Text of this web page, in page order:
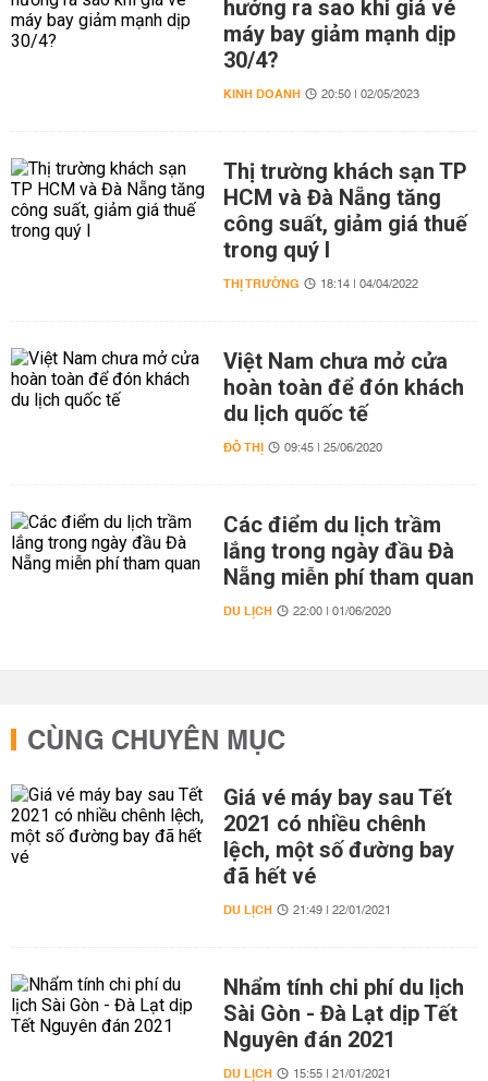
hưởng ra sao khi giá vé
máy bay giảm mạnh dịp
30/4?
KINH DOANH 20:50 | 02/05/2023
Thị trường khách sạn TP
HCM và Đà Nẵng tăng
công suất, giảm giá thuế
trong quý I
THỊ TRƯỜNG 18:14 | 04/04/2022
Việt Nam chưa mở cửa
hoàn toàn để đón khách
du lịch quốc tế
ĐÔ THỊ 09:45 | 25/06/2020
Các điểm du lịch trầm
lắng trong ngày đầu Đà
Nẵng miễn phí tham quan
DU LỊCH 22:00 | 01/06/2020
CÙNG CHUYÊN MỤC
Giá vé máy bay sau Tết
2021 có nhiều chênh
lệch, một số đường bay
đã hết vé
DU LỊCH 21:49 | 22/01/2021
Nhẩm tính chi phí du lịch
Sài Gòn - Đà Lạt dịp Tết
Nguyên đán 2021
DU LỊCH 15:55 | 21/01/2021